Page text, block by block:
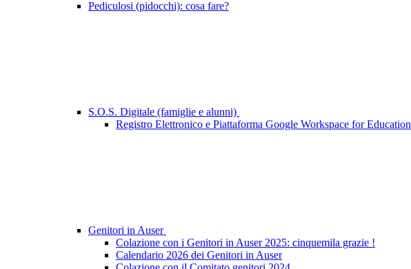
Pediculosi (pidocchi): cosa fare?
S.O.S. Digitale (famiglie e alunni)
Registro Elettronico e Piattaforma Google Workspace for Education
Genitori in Auser
Colazione con i Genitori in Auser 2025: cinquemila grazie !
Calendario 2026 dei Genitori in Auser